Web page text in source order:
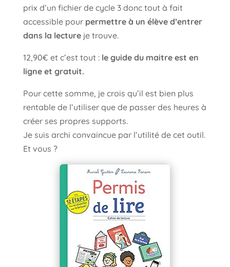
prix d’un fichier de cycle 3 donc tout à fait
accessible pour permettre à un élève d’entrer
dans la lectureje trouve.
12,90€ et c’est tout : le guide du maitre est en
ligne et gratuit.
Pour cette somme, je crois qu’il est bien plus
rentable de l’utiliser que de passer des heures à
créer ses propres supports.
Je suis archi convaincue par l’utilité de cet outil.
Et vous ?